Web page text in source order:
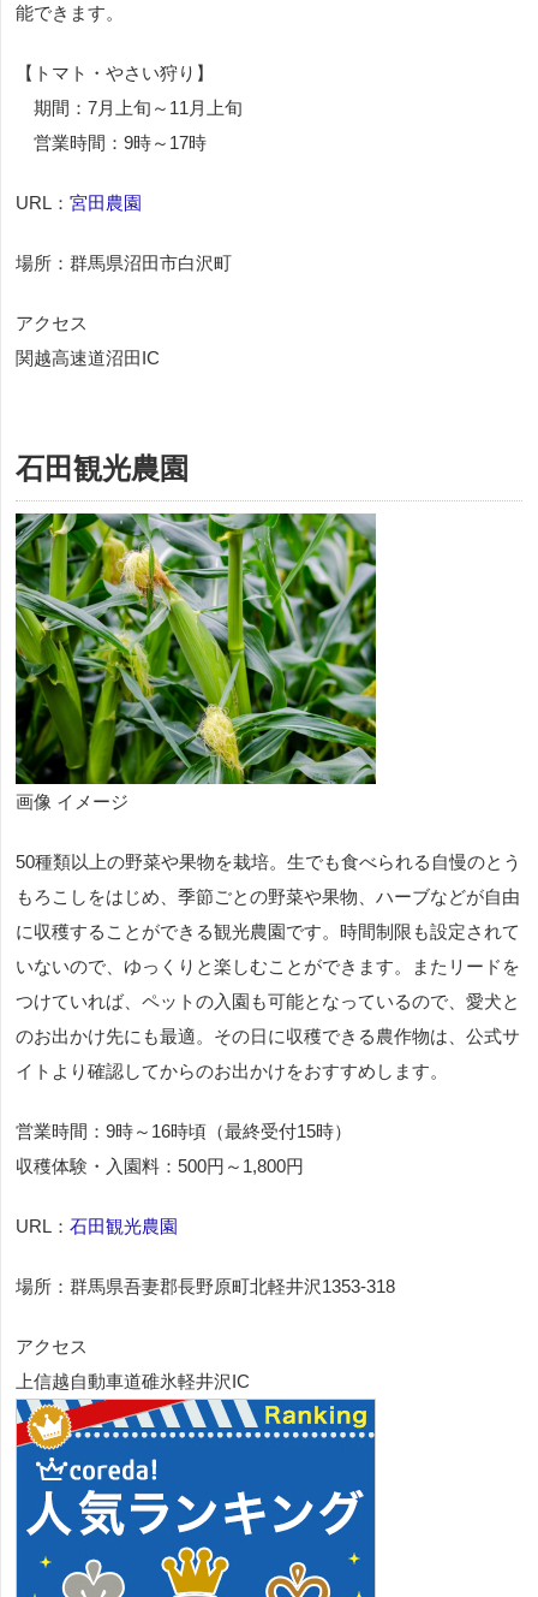
能できます。
【トマト・やさい狩り】
期間：7月上旬～11月上旬
営業時間：9時～17時
URL： 宮田農園
場所：群馬県沼田市白沢町
アクセス
関越高速道沼田IC
石田観光農園
画像 イメージ
50種類以上の野菜や果物を栽培。生でも食べられる自慢のとう
もろこしをはじめ、季節ごとの野菜や果物、ハーブなどが自由
に収穫することができる観光農園です。時間制限も設定されて
いないので、ゆっくりと楽しむことができます。またリードを
つけていれば、ペットの入園も可能となっているので、愛犬と
のお出かけ先にも最適。その日に収穫できる農作物は、公式サ
イトより確認してからのお出かけをおすすめします。
営業時間：9時～16時頃（最終受付15時）
収穫体験・入園料：500円～1,800円
URL： 石田観光農園
場所：群馬県吾妻郡長野原町北軽井沢1353-318
アクセス
上信越自動車道碓氷軽井沢IC